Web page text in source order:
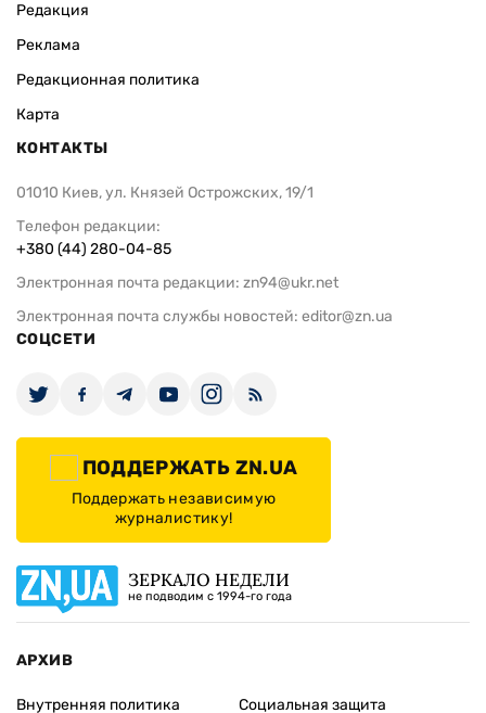
Редакция
Реклама
Редакционная политика
Карта
КОНТАКТЫ
01010 Киев, ул. Князей Острожских, 19/1
Телефон редакции:
+380 (44) 280-04-85
Электронная почта редакции: zn94@ukr.net
Электронная почта службы новостей: editor@zn.ua
СОЦСЕТИ
ПОДДЕРЖАТЬ ZN.UA
Поддержать независимую
журналистику!
ЗЕРКАЛО НЕДЕЛИ
не подводим с 1994-го года
АРХИВ
Внутренняя политика
Социальная защита